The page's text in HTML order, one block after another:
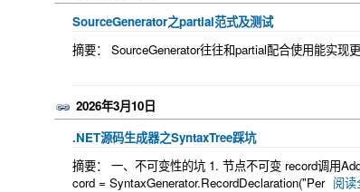
SourceGenerator之partial范式及测试
摘要： SourceGenerator往往和partial配合使用能实现
2026年3月10日
.NET源码生成器之SyntaxTree踩坑
摘要： 一、不可变性的坑 1. 节点不可变 record调用
cord = SyntaxGenerator.RecordDeclaration("Per 阅读